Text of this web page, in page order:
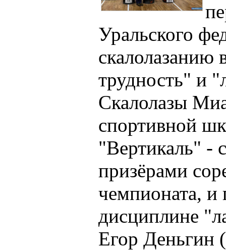
Уральского
скалолазанию
трудность" и
Скалолазы
спортивной
"Вертикаль" -
призёрами
чемпионата,
дисциплине
Егор Деньгин